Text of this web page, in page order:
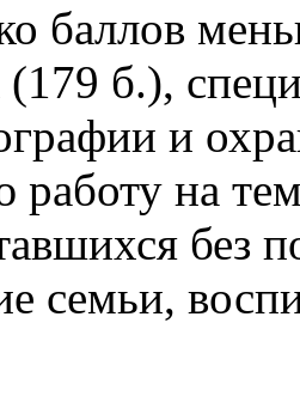
баллов
(179 б.),
и
работу на
без
семьи,